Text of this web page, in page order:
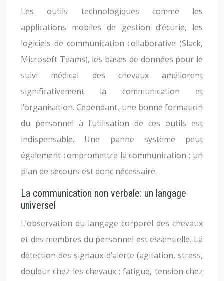
Les outils technologiques comme les
applications mobiles de gestion d’écurie, les
logiciels de communication collaborative (Slack,
Microsoft Teams), les bases de données pour le
suivi médical des chevaux améliorent
significativement la communication et
l’organisation. Cependant, une bonne formation
du personnel à l’utilisation de ces outils est
indispensable. Une panne système peut
également compromettre la communication ; un
plan de secours est donc nécessaire.
La communication non verbale: un langage
universel
L’observation du langage corporel des chevaux
et des membres du personnel est essentielle. La
détection des signaux d’alerte (agitation, stress,
douleur chez les chevaux ; fatigue, tension chez